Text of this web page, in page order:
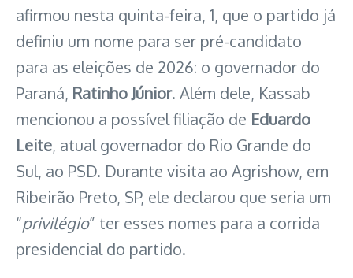
afirmou nesta quinta-feira, 1, que o partido já
definiu um nome para ser pré-candidato
para as eleições de 2026: o governador do
Paraná, Ratinho Júnior. Além dele, Kassab
mencionou a possível filiação de Eduardo
Leite, atual governador do Rio Grande do
Sul, ao PSD. Durante visita ao Agrishow, em
Ribeirão Preto, SP, ele declarou que seria um
“privilégio” ter esses nomes para a corrida
presidencial do partido.